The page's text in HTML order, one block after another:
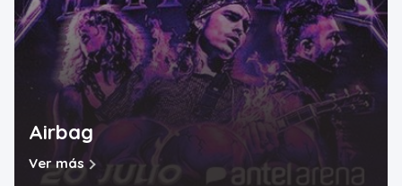
Airbag
Ver más